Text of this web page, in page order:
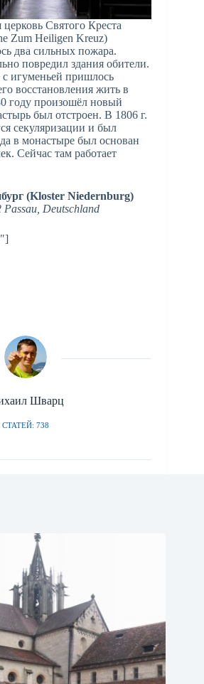
Святого Креста
Zum Heiligen Kreuz)
два сильных пожара.
повредил здания обители.
игуменьей пришлось
восстановления жить в
году произошёл новый
был отстроен. В 1806 г.
секуляризации и был
в монастыре был основан
Сейчас там работает
(Kloster Niedernburg)
Deutschland
Шварц
СТАТЕЙ: 738